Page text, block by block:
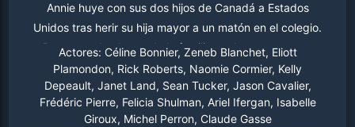
Annie huye con sus dos hijos de Canadá a Estados
Unidos tras herir su hija mayor a un matón en el colegio.
Pero cuando el auto de la familia se descompone en
medio del viaje, terminan varados en un pequeño pueblo
de montaña.
Actores: Céline Bonnier, Zeneb Blanchet, Eliott
Plamondon, Rick Roberts, Naomie Cormier, Kelly
Depeault, Janet Land, Sean Tucker, Jason Cavalier,
Frédéric Pierre, Felicia Shulman, Ariel Ifergan, Isabelle
Giroux, Michel Perron, Claude Gasse